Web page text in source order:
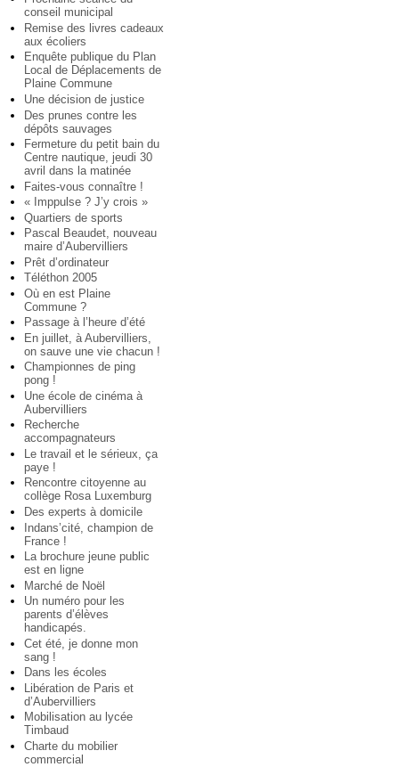
conseil municipal
Remise des livres cadeaux
aux écoliers
Enquête publique du Plan
Local de Déplacements de
Plaine Commune
Une décision de justice
Des prunes contre les
dépôts sauvages
Fermeture du petit bain du
Centre nautique, jeudi 30
avril dans la matinée
Faites-vous connaître !
« Imppulse ? J’y crois »
Quartiers de sports
Pascal Beaudet, nouveau
maire d’Aubervilliers
Prêt d’ordinateur
Téléthon 2005
Où en est Plaine
Commune ?
Passage à l’heure d’été
En juillet, à Aubervilliers,
on sauve une vie chacun !
Championnes de ping
pong !
Une école de cinéma à
Aubervilliers
Recherche
accompagnateurs
Le travail et le sérieux, ça
paye !
Rencontre citoyenne au
collège Rosa Luxemburg
Des experts à domicile
Indans’cité, champion de
France !
La brochure jeune public
est en ligne
Marché de Noël
Un numéro pour les
parents d’élèves
handicapés.
Cet été, je donne mon
sang !
Dans les écoles
Libération de Paris et
d’Aubervilliers
Mobilisation au lycée
Timbaud
Charte du mobilier
commercial